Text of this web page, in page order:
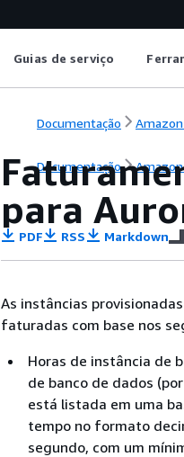
Guias de serviço
Documentação Amazon
Documentação Amazon
para
PDF RSS Markdown
As instâncias
faturadas com base nos
Horas de instância de
de banco de dados
está listada em uma
tempo no formato
segundo, com um